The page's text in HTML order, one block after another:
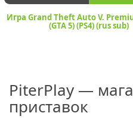
Игра Grand Theft Auto V.
(GTA 5) (PS4) (rus sub)
PiterPlay —
приставок